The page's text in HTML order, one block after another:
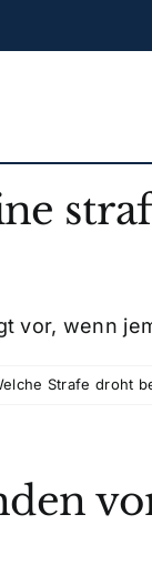
vor, wenn
Strafe droht